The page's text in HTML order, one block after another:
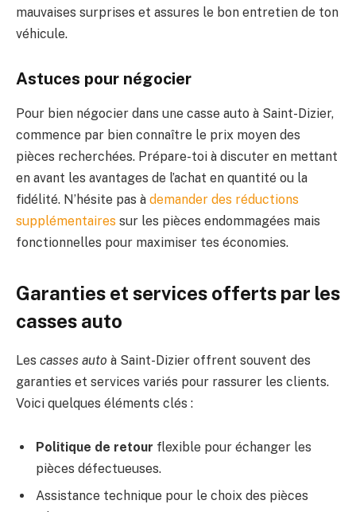
mauvaises surprises et assures le bon entretien de ton
véhicule.
Astuces pour négocier
Pour bien négocier dans une casse auto à Saint-Dizier,
commence par bien connaître le prix moyen des
pièces recherchées. Prépare-toi à discuter en mettant
en avant les avantages de l’achat en quantité ou la
fidélité. N’hésite pas à demander des réductions
supplémentaires sur les pièces endommagées mais
fonctionnelles pour maximiser tes économies.
Garanties et services offerts par les
casses auto
Les casses auto à Saint-Dizier offrent souvent des
garanties et services variés pour rassurer les clients.
Voici quelques éléments clés :
Politique de retour flexible pour échanger les
pièces défectueuses.
Assistance technique pour le choix des pièces